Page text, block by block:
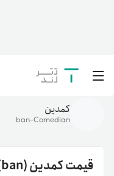
خانه رمزارزها/
ban
کمدین
ban-Comedian
قیمتکمدین